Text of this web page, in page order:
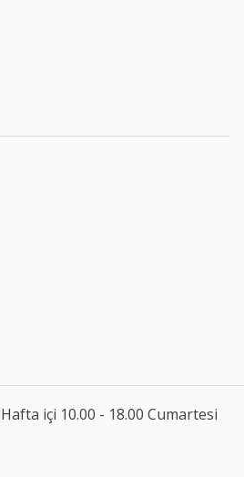
içi 10.00 - 18.00 Cumartesi